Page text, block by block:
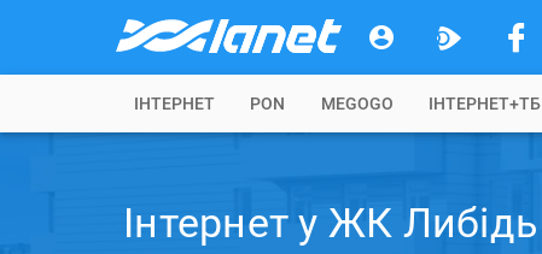
IНТЕРНЕТ PON MEGOGO ІНТЕРНЕТ+ТБ
Інтернет у ЖК Либідь